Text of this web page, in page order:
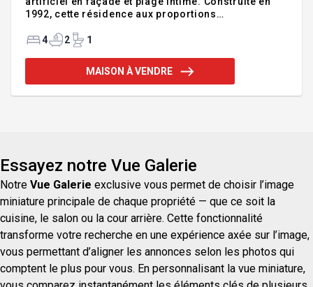
1992, cette résidence aux proportions
spectaculaire, où salon et salle à manger s'élèvent
saisons prolonge les espaces de vie, tandis qu'à
l'extérieur, la piscine chauffée s'intègre à un
4 2 1
MAISON À VENDRE
Essayez notre Vue Galerie
Notre Vue Galerie exclusive vous permet de choisir l’image
miniature principale de chaque propriété — que ce soit la
cuisine, le salon ou la cour arrière. Cette fonctionnalité
transforme votre recherche en une expérience axée sur l’image,
vous permettant d’aligner les annonces selon les photos qui
comptent le plus pour vous. En personnalisant la vue miniature,